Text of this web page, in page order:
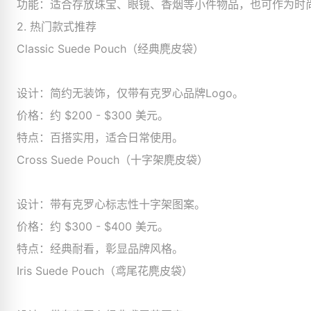
功能：适合存放珠宝、眼镜、香烟等小件物品，也可作为时
2. 热门款式推荐
Classic Suede Pouch（经典麂皮袋）
设计：简约无装饰，仅带有克罗心品牌Logo。
价格：约 $200 - $300 美元。
特点：百搭实用，适合日常使用。
Cross Suede Pouch（十字架麂皮袋）
设计：带有克罗心标志性十字架图案。
价格：约 $300 - $400 美元。
特点：经典耐看，彰显品牌风格。
Iris Suede Pouch（鸢尾花麂皮袋）